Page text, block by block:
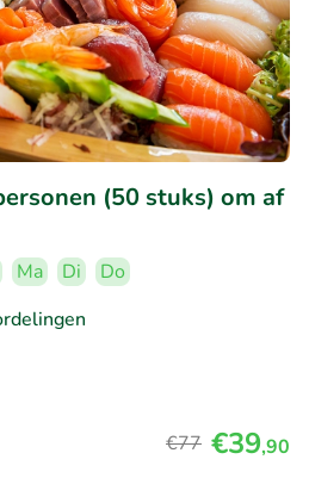
(50 stuks) om af
Ma Di
Do
€77 €39,90